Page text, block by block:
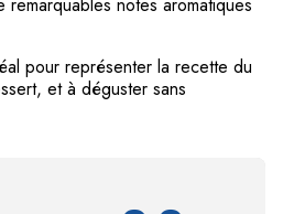
pour représenter la recette du
et à déguster sans